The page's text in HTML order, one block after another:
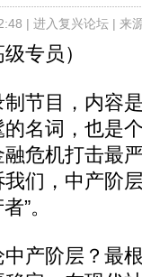
| 进入复兴论坛| 来
专员）
节目，内容
名词，也是
危机打击最
们，中产阶
”。
产阶层？最